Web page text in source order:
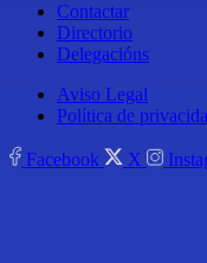
Contactar
Directorio
Delegacións
Aviso Legal
Política de
Facebook X